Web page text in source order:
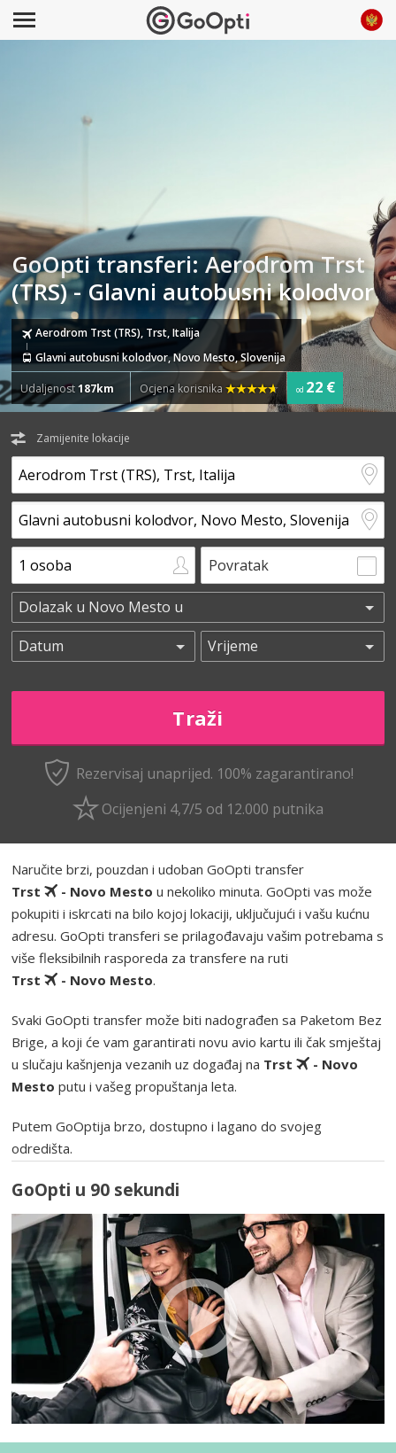
GoOpti transferi: Aerodrom Trst
(TRS) - Glavni autobusni kolodvor
Aerodrom Trst (TRS), Trst, Italija
Glavni autobusni kolodvor, Novo Mesto, Slovenija
Udaljenost187km Ocjena korisnika od 22 €
Zamijenite lokacije
Povratak
Rezervisaj unaprijed. 100% zagarantirano!
Ocijenjeni 4,7/5 od 12.000 putnika
Naručite brzi, pouzdan i udoban GoOpti transfer
Trst
- Novo Mesto u nekoliko minuta. GoOpti vas može
pokupiti i iskrcati na bilo kojoj lokaciji, uključujući i vašu kućnu
adresu. GoOpti transferi se prilagođavaju vašim potrebama s
više fleksibilnih rasporeda za transfere na ruti
Trst
- Novo Mesto.
Svaki GoOpti transfer može biti nadograđen sa Paketom Bez
Brige, a koji će vam garantirati novu avio kartu ili čak smještaj
u slučaju kašnjenja vezanih uz događaj na Trst
- Novo
Mesto putu i vašeg propuštanja leta.
Putem GoOptija brzo, dostupno i lagano do svojeg
odredišta.
GoOpti u 90 sekundi